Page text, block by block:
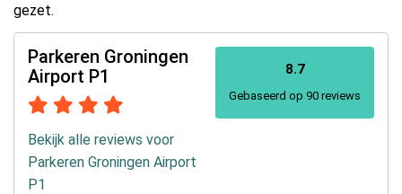
gezet.
Parkeren Groningen
Airport P1
Bekijk alle reviews voor
Parkeren Groningen Airport
P1
8.7
Gebaseerd op 90 reviews